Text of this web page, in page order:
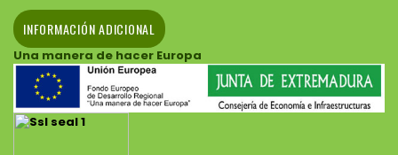
INFORMACIÓN ADICIONAL
Una manera de hacer Europa